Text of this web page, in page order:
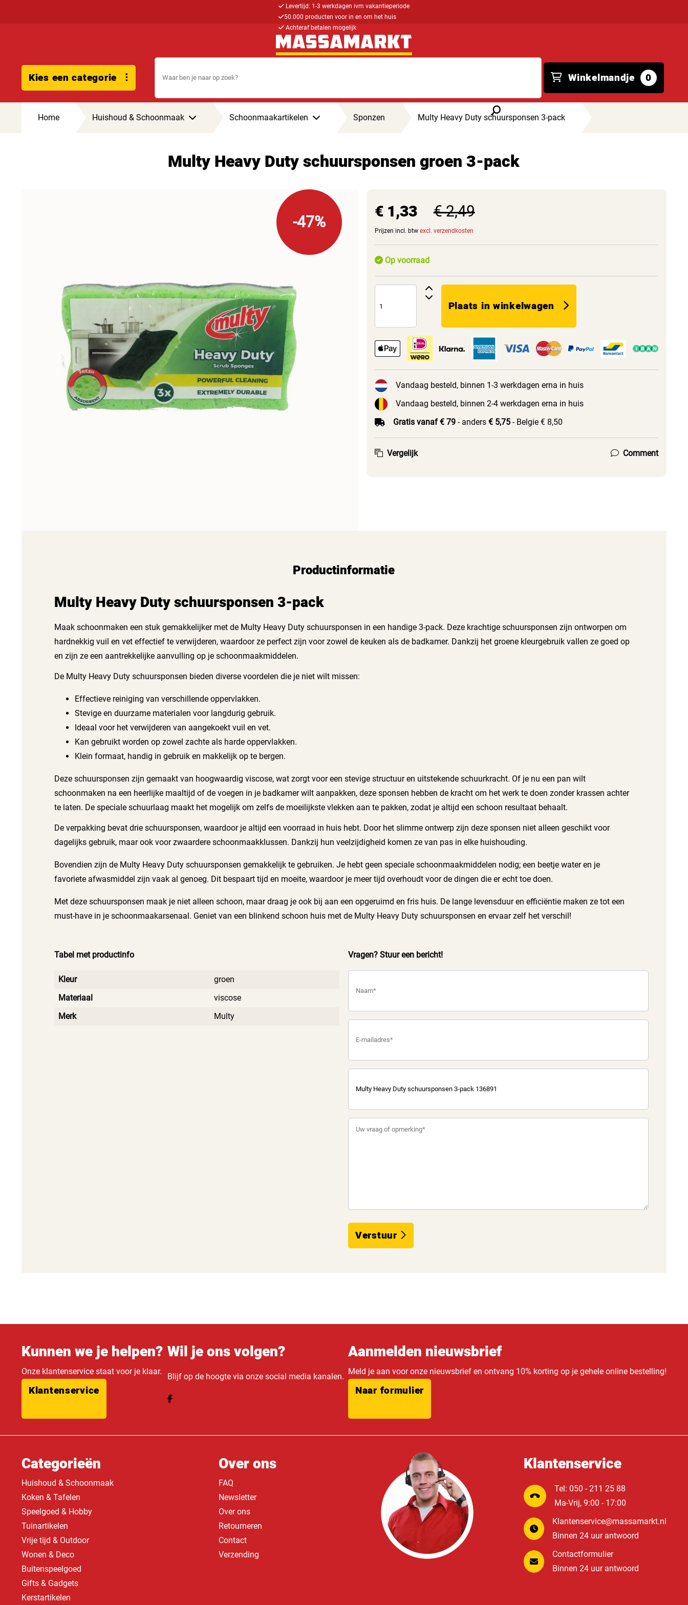
Levertijd: 1-3 werkdagen ivm vakantieperiode
50.000 producten voor in en om het huis
Achteraf betalen mogelijk
Kies een categorie Winkelmandje 0
Home Huishoud & Schoonmaak Schoonmaakartikelen Sponzen Multy Heavy Duty schuursponsen 3-pack
Multy Heavy Duty schuursponsen groen 3-pack
-47% € 1,33 € 2,49
Prijzen incl. btw excl. verzendkosten
Op voorraad
Plaats in winkelwagen
Vandaag besteld, binnen 1-3 werkdagen erna in huis
Vandaag besteld, binnen 2-4 werkdagen erna in huis
Gratis vanaf € 79- anders € 5,75- Belgie € 8,50
Vergelijk Comment
Productinformatie
Multy Heavy Duty schuursponsen 3-pack
Maak schoonmaken een stuk gemakkelijker met de Multy Heavy Duty schuursponsen in een handige 3-pack. Deze krachtige schuursponsen zijn ontworpen om
hardnekkig vuil en vet effectief te verwijderen, waardoor ze perfect zijn voor zowel de keuken als de badkamer. Dankzij het groene kleurgebruik vallen ze goed op
en zijn ze een aantrekkelijke aanvulling op je schoonmaakmiddelen.
De Multy Heavy Duty schuursponsen bieden diverse voordelen die je niet wilt missen:
Effectieve reiniging van verschillende oppervlakken.
Stevige en duurzame materialen voor langdurig gebruik.
Ideaal voor het verwijderen van aangekoekt vuil en vet.
Kan gebruikt worden op zowel zachte als harde oppervlakken.
Klein formaat, handig in gebruik en makkelijk op te bergen.
Deze schuursponsen zijn gemaakt van hoogwaardig viscose, wat zorgt voor een stevige structuur en uitstekende schuurkracht. Of je nu een pan wilt
schoonmaken na een heerlijke maaltijd of de voegen in je badkamer wilt aanpakken, deze sponsen hebben de kracht om het werk te doen zonder krassen achter
te laten. De speciale schuurlaag maakt het mogelijk om zelfs de moeilijkste vlekken aan te pakken, zodat je altijd een schoon resultaat behaalt.
De verpakking bevat drie schuursponsen, waardoor je altijd een voorraad in huis hebt. Door het slimme ontwerp zijn deze sponsen niet alleen geschikt voor
dagelijks gebruik, maar ook voor zwaardere schoonmaakklussen. Dankzij hun veelzijdigheid komen ze van pas in elke huishouding.
Bovendien zijn de Multy Heavy Duty schuursponsen gemakkelijk te gebruiken. Je hebt geen speciale schoonmaakmiddelen nodig; een beetje water en je
favoriete afwasmiddel zijn vaak al genoeg. Dit bespaart tijd en moeite, waardoor je meer tijd overhoudt voor de dingen die er echt toe doen.
Met deze schuursponsen maak je niet alleen schoon, maar draag je ook bij aan een opgeruimd en fris huis. De lange levensduur en efficiëntie maken ze tot een
must-have in je schoonmaakarsenaal. Geniet van een blinkend schoon huis met de Multy Heavy Duty schuursponsen en ervaar zelf het verschil!
Tabel met productinfo
Kleur
groen
Materiaal
viscose
Merk
Multy
Vragen? Stuur een bericht!
Verstuur
Kunnen we je helpen?
Onze klantenservice staat voor je klaar.
Klantenservice
Wil je ons volgen?
Blijf op de hoogte via onze social media kanalen.
Aanmelden nieuwsbrief
Meld je aan voor onze nieuwsbrief en ontvang 10% korting op je gehele online bestelling!
Naar formulier
Categorieën
Huishoud & Schoonmaak
Koken & Tafelen
Speelgoed & Hobby
Tuinartikelen
Vrije tijd & Outdoor
Wonen & Deco
Buitenspeelgoed
Gifts & Gadgets
Kerstartikelen
Over ons
FAQ
Newsletter
Over ons
Retourneren
Contact
Verzending
Klantenservice
Tel: 050 - 211 25 88
Ma-Vrij, 9:00 - 17:00
Klantenservice@massamarkt.nl
Binnen 24 uur antwoord
Contactformulier
Binnen 24 uur antwoord